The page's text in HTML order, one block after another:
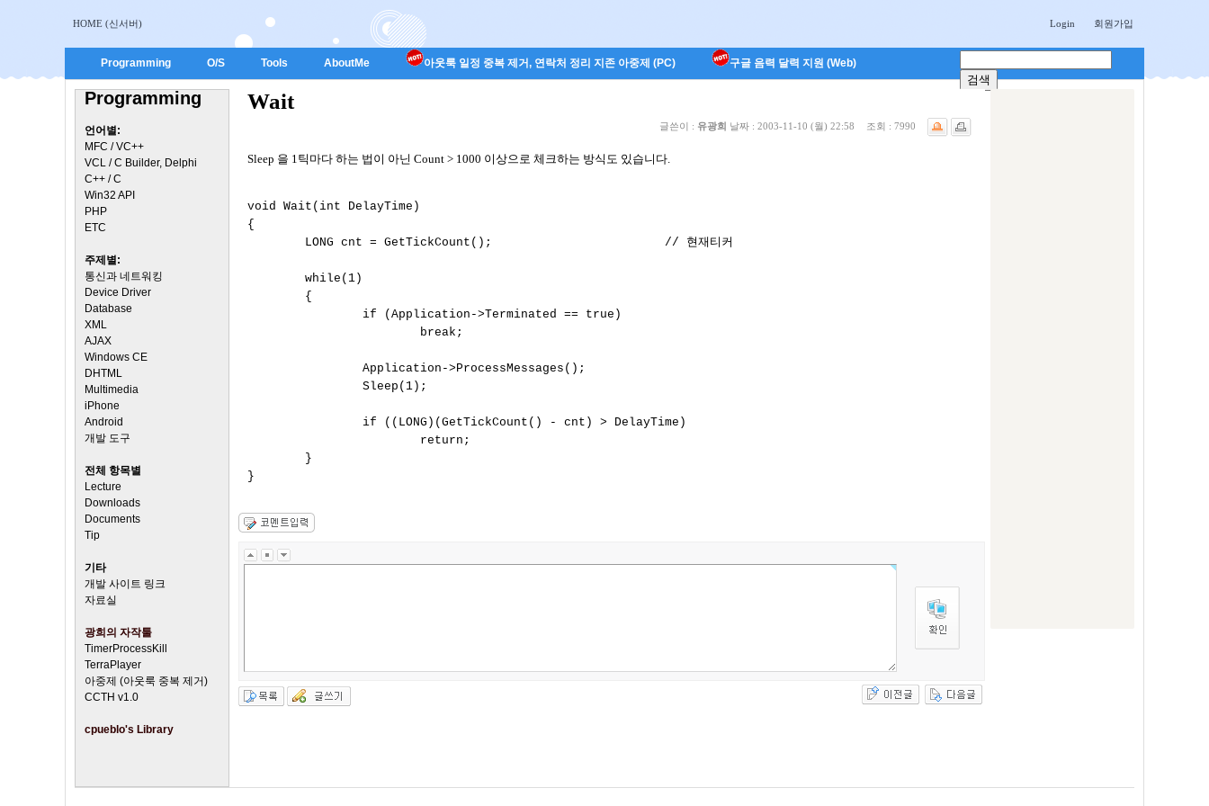
HOME (신서버) Login 회원가입
Programming O/S Tools AboutMe 아웃룩 일정 중복 제거, 연락처 정리 지존 아중제 (PC) 구글 음력 달력 지원 (Web)
Programming
언어별:
MFC / VC++
VCL / C Builder, Delphi
C++ / C
Win32 API
PHP
ETC
주제별:
통신과 네트워킹
Device Driver
Database
XML
AJAX
Windows CE
DHTML
Multimedia
iPhone
Android
개발 도구
전체 항목별
Lecture
Downloads
Documents
Tip
기타
개발 사이트 링크
자료실
광희의 자작툴
TimerProcessKill
TerraPlayer
아중제 (아웃룩 중복 제거)
CCTH v1.0
cpueblo's Library
Wait
글쓴이 : 유광희 날짜 : 2003-11-10 (월) 22:58 조회 : 7990
Sleep 을 1틱마다 하는 법이 아닌 Count > 1000 이상으로 체크하는 방식도 있습니다.
void Wait(int DelayTime)
{
        LONG cnt = GetTickCount();                        // 현재티커
        while(1)
        {
                if (Application->Terminated == true)
                        break;
                Application->ProcessMessages();
                Sleep(1);
                if ((LONG)(GetTickCount() - cnt) > DelayTime)
                        return;
        }